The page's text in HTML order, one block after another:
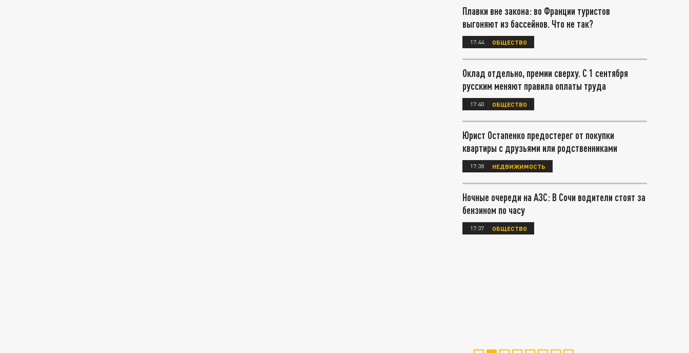
Плавки вне закона: во Франции туристов
выгоняют из бассейнов. Что не так?
17:44 ОБЩЕСТВО
Оклад отдельно, премии сверху. С 1 сентября
русским меняют правила оплаты труда
17:40 ОБЩЕСТВО
Юрист Остапенко предостерег от покупки
квартиры с друзьями или родственниками
17:38 НЕДВИЖИМОСТЬ
Ночные очереди на АЗС: В Сочи водители стоят за
бензином по часу
17:37 ОБЩЕСТВО